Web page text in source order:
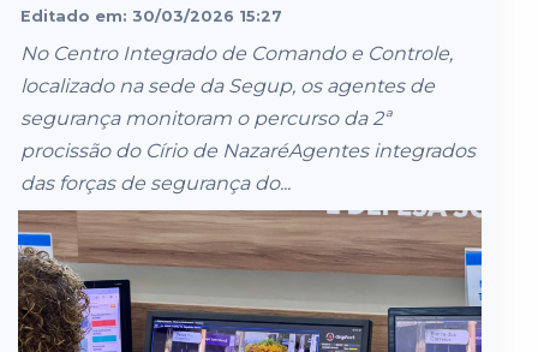
Editado em: 30/03/2026 15:27
No Centro Integrado de Comando e Controle,
localizado na sede da Segup, os agentes de
segurança monitoram o percurso da 2ª
procissão do Círio de NazaréAgentes integrados
das forças de segurança do...